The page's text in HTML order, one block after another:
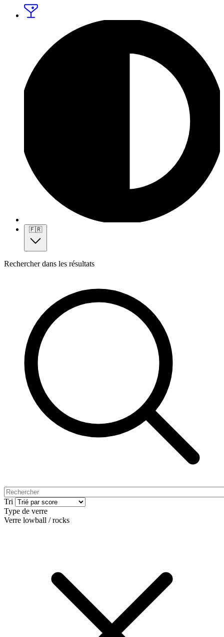
🇫🇷
Rechercher dans les résultats
Tri
Type de verre
Verre lowball / rocks